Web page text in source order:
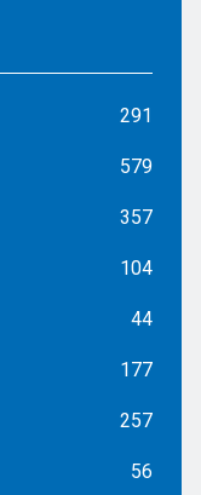
291
579
357
104
44
177
257
56